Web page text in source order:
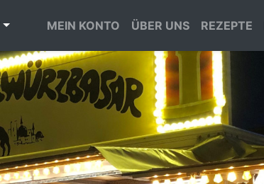
MEIN KONTO ÜBER UNS REZEPTE